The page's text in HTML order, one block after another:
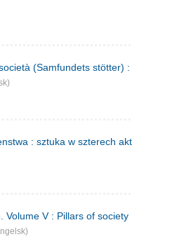
(Samfundets stötter) : commedia
: sztuka w szterech aktach
V : Pillars of society ; A doll's